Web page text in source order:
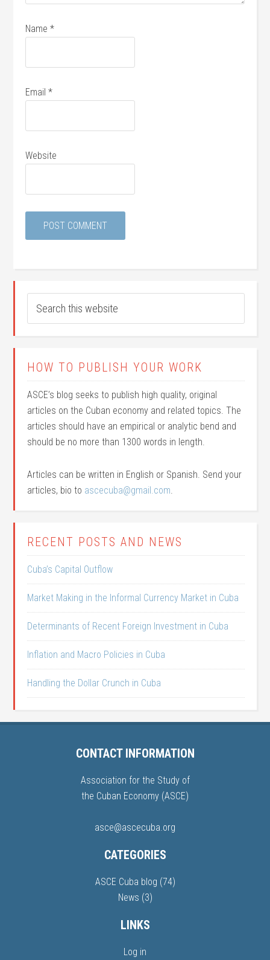
Name*
Email*
Website
HOW TO PUBLISH YOUR WORK
ASCE’s blog seeks to publish high quality, original
articles on the Cuban economy and related topics. The
articles should have an empirical or analytic bend and
should be no more than 1300 words in length.
Articles can be written in English or Spanish. Send your
articles, bio to ascecuba@gmail.com.
RECENT POSTS AND NEWS
Cuba’s Capital Outflow
Market Making in the Informal Currency Market in Cuba
Determinants of Recent Foreign Investment in Cuba
Inflation and Macro Policies in Cuba
Handling the Dollar Crunch in Cuba
CONTACT INFORMATION
Association for the Study of
the Cuban Economy (ASCE)
asce@ascecuba.org
CATEGORIES
ASCE Cuba blog (74)
News (3)
LINKS
Log in